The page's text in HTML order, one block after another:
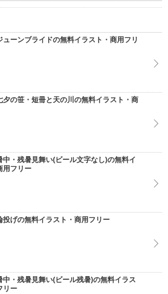
ューンブライドの無料イラスト・商用フリ
夕の笹・短冊と天の川の無料イラスト・商
中・残暑見舞い(ビール文字なし)の無料イ
用フリー
投げの無料イラスト・商用フリー
中・残暑見舞い(ビール残暑)の無料イラス
リー